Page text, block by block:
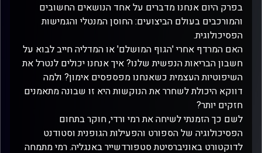
בפרק היום אנחנו מדברים על אחד הנושאים החשובים
והמורכבים בעולם הביצועים: החוסן המנטלי והגמישות
הפסיכולוגית.
האם המרדף אחרי 'הגוף המושלם' או המדליה חייב לבוא על
חשבון הבריאות הנפשית שלנו? איך אנחנו יכולים לנטרל את
השיפוטיות העצמית כשאנחנו מפספסים אימון? ולמה
דווקא היכולת לשחרר את הנוקשות היא זו שבונה מתאמנים
חזקים יותר?
לשם כך הזמנתי לשיחה את רמי ורדי, חוקר בתחום
הפסיכולוגיה של הספורט והפעילות הגופנית וסטודנט
לדוקטורט באוניברסיטת סטפורדשייר באנגליה. רמי מתמחה